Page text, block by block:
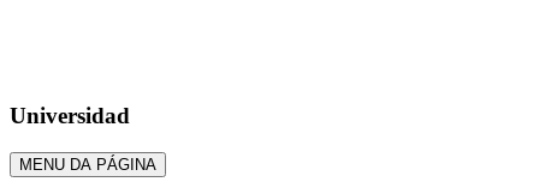
Universidad
MENU DA PÁGINA